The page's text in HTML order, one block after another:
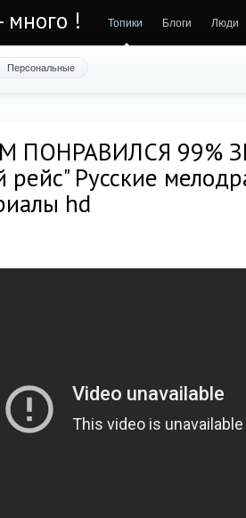
много ! Топики Блоги Люди
Персональные
ПОНРАВИЛСЯ 99%
рейс" Русские
hd